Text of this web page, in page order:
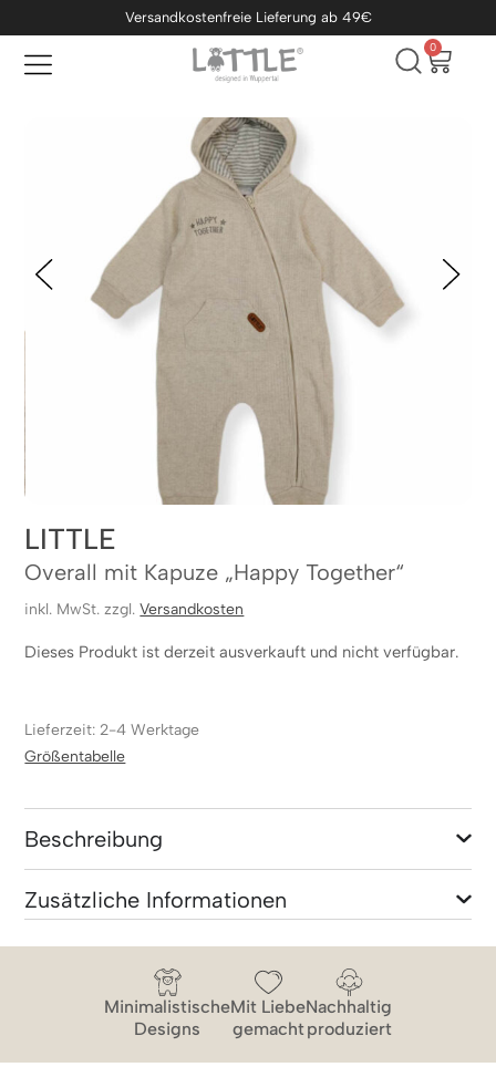
Versandkostenfreie Lieferung ab 49€
0
LITTLE
Overall mit Kapuze „Happy Together“
inkl. MwSt. zzgl.Versandkosten
Dieses Produkt ist derzeit ausverkauft und nicht verfügbar.
Lieferzeit: 2-4 Werktage
Größentabelle
Beschreibung
Zusätzliche Informationen
Minimalistische
Designs
Mit Liebe
gemacht
Nachhaltig
produziert